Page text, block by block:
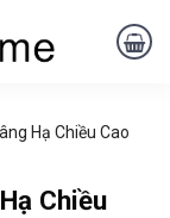
Hạ Chiều Cao
Chiều